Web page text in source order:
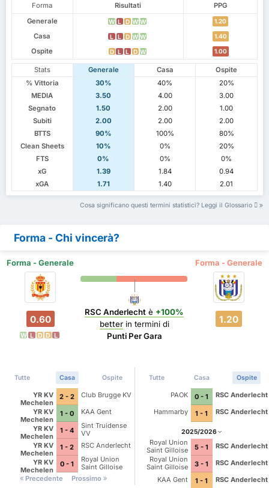
Forma Risultati
PPG
Generale
W L D W W 1.20
Casa L L D W W 1.40
Ospite D L L D W 1.00
Stats Generale Casa
Ospite
% Vittoria
30% 40%
20%
MEDIA
3.50 4.00
3.00
Segnato
1.50 2.00
1.00
Subiti
2.00 2.00
2.00
BTTS
90% 100%
80%
Clean Sheets
10% 0%
20%
FTS
0% 0%
0%
xG
1.39 1.84
0.94
xGA
1.71 1.40 2.01
Cosa significano questi termini statistici? Leggi il Glossario
Forma - Chi vincerà?
Forma - Generale Forma - Generale
0.60
W L D D L
RSC Anderlecht è +100%
betterin termini di
Punti Per Gara
1.20
Tutte Casa Ospite
YR KV
Mechelen
2 - 2
Club Brugge KV
YR KV
Mechelen
1 - 0
KAA Gent
YR KV
Mechelen
1 - 4
Sint Truidense
VV
YR KV
Mechelen
1 - 2
RSC Anderlecht
YR KV
Mechelen
0 - 1
Royal Union
Saint Gilloise
Precedente
Prossimo
Tutte Casa Ospite
PAOK 0 - 1
RSC Anderlecht
Hammarby
1 - 1 RSC Anderlecht
2025/2026
Royal Union
Saint Gilloise
5 - 1
RSC Anderlecht
Royal Union
Saint Gilloise
3 - 1
RSC Anderlecht
KAA Gent
1 - 1
RSC Anderlecht